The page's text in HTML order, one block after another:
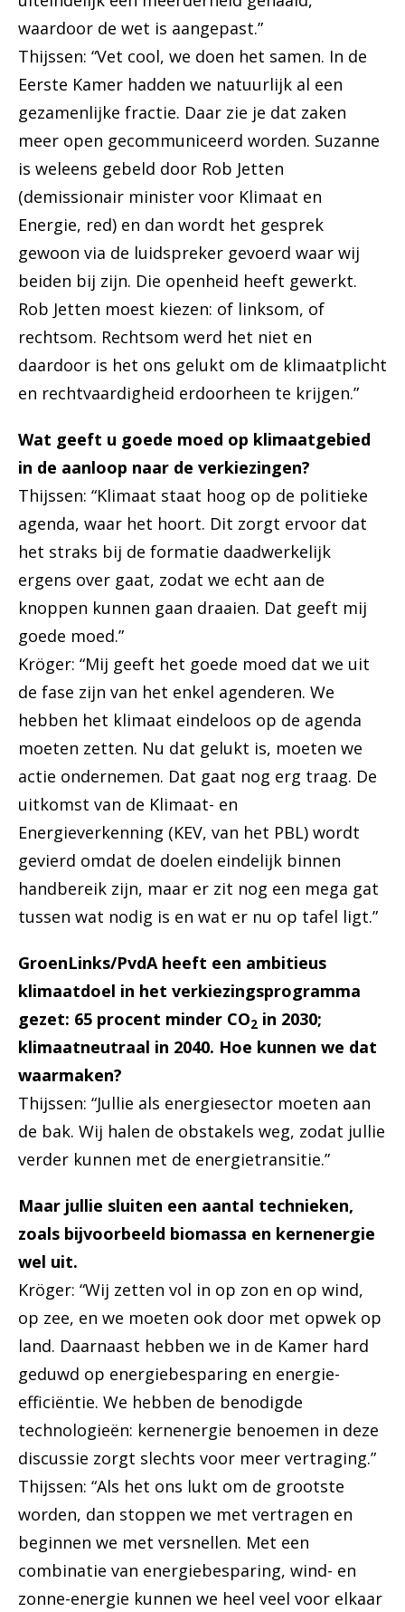
waardoor de wet is aangepast.”
Thijssen: “Vet cool, we doen het samen. In de
Eerste Kamer hadden we natuurlijk al een
gezamenlijke fractie. Daar zie je dat zaken
meer open gecommuniceerd worden. Suzanne
is weleens gebeld door Rob Jetten
(demissionair minister voor Klimaat en
Energie, red) en dan wordt het gesprek
gewoon via de luidspreker gevoerd waar wij
beiden bij zijn. Die openheid heeft gewerkt.
Rob Jetten moest kiezen: of linksom, of
rechtsom. Rechtsom werd het niet en
daardoor is het ons gelukt om de klimaatplicht
en rechtvaardigheid erdoorheen te krijgen.”
Wat geeft u goede moed op klimaatgebied
in de aanloop naar de verkiezingen?
Thijssen: “Klimaat staat hoog op de politieke
agenda, waar het hoort. Dit zorgt ervoor dat
het straks bij de formatie daadwerkelijk
ergens over gaat, zodat we echt aan de
knoppen kunnen gaan draaien. Dat geeft mij
goede moed.”
Kröger: “Mij geeft het goede moed dat we uit
de fase zijn van het enkel agenderen. We
hebben het klimaat eindeloos op de agenda
moeten zetten. Nu dat gelukt is, moeten we
actie ondernemen. Dat gaat nog erg traag. De
uitkomst van de Klimaat- en
Energieverkenning (KEV, van het PBL) wordt
gevierd omdat de doelen eindelijk binnen
handbereik zijn, maar er zit nog een mega gat
tussen wat nodig is en wat er nu op tafel ligt.”
GroenLinks/PvdA heeft een ambitieus
klimaatdoel in het verkiezingsprogramma
gezet: 65 procent minder CO2 in 2030;
klimaatneutraal in 2040. Hoe kunnen we dat
waarmaken?
Thijssen: “Jullie als energiesector moeten aan
de bak. Wij halen de obstakels weg, zodat jullie
verder kunnen met de energietransitie.”
Maar jullie sluiten een aantal technieken,
zoals bijvoorbeeld biomassa en kernenergie
wel uit.
Kröger: “Wij zetten vol in op zon en op wind,
op zee, en we moeten ook door met opwek op
land. Daarnaast hebben we in de Kamer hard
geduwd op energiebesparing en energie-
efficiëntie. We hebben de benodigde
technologieën: kernenergie benoemen in deze
discussie zorgt slechts voor meer vertraging.”
Thijssen: “Als het ons lukt om de grootste
worden, dan stoppen we met vertragen en
beginnen we met versnellen. Met een
combinatie van energiebesparing, wind- en
zonne-energie kunnen we heel veel voor elkaar